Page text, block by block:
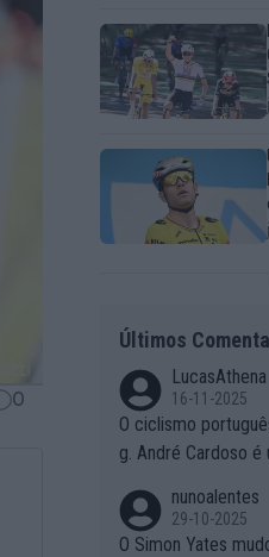
0
Últimos
LucasAthena
16-11-2025
O ciclismo
g. André Cardoso
pado?
nunoalentes
29-10-2025
O Simon Yates